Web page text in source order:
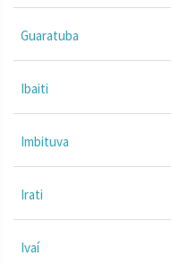
Guaratuba
Ibaiti
Imbituva
Irati
Ivaí